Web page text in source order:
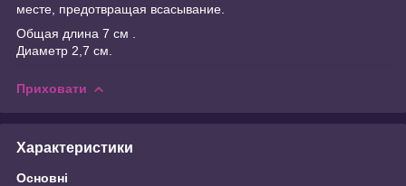
месте, предотвращая всасывание.
Общая длина 7 см .
Диаметр 2,7 см.
Приховати
Характеристики
Основні